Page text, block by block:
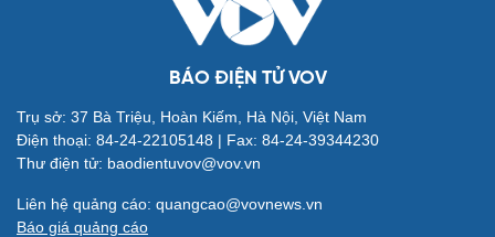
Dinh dưỡng - món ngon
Cây thuốc
Nhi khoa
Làm đẹp - giảm cân
Phòng mạch online
BÁO ĐIỆN TỬ VOV
Trụ sở: 37 Bà Triệu, Hoàn Kiếm, Hà Nội, Việt Nam
Điện thoại: 84-24-22105148 | Fax: 84-24-39344230
Thư điện tử: baodientuvov@vov.vn
Liên hệ quảng cáo: quangcao@vovnews.vn
Báo giá quảng cáo